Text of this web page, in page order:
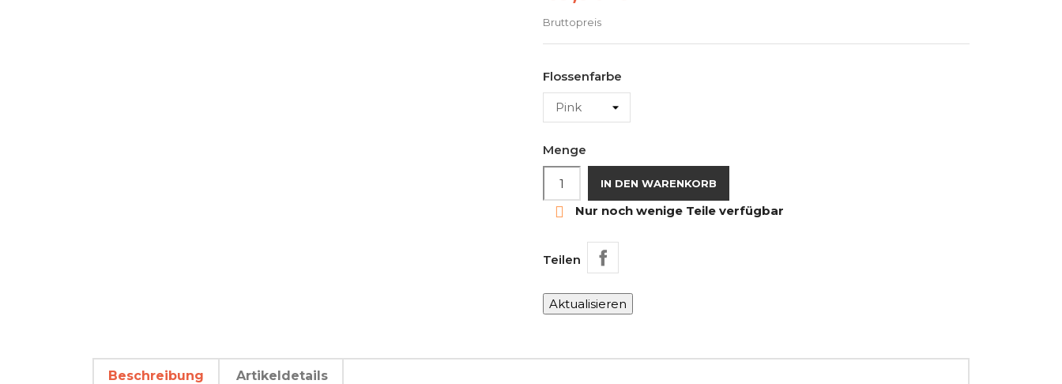
Bruttopreis
Flossenfarbe
Menge
IN DEN WARENKORB
 Nur noch wenige Teile verfügbar
Teilen
Beschreibung Artikeldetails